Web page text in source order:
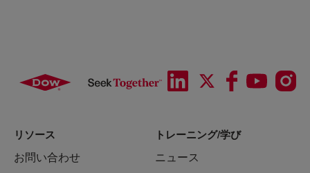
リソース
お問い合わせ
トレーニング/学び
ニュース